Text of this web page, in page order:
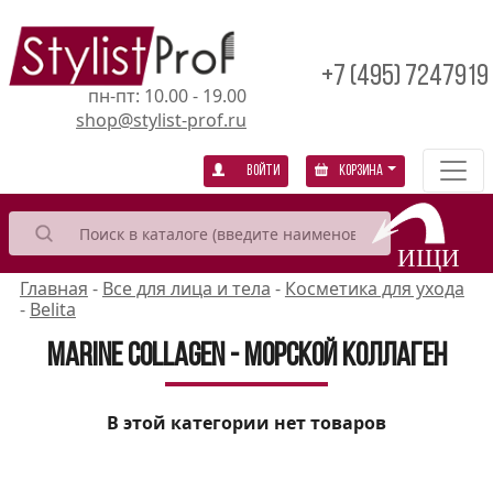
пн-пт: 10.00 - 19.00
shop@stylist-prof.ru
+7 (495) 7247919
Войти Корзина
Главная - Все для лица и тела - Косметика для ухода
- Belita
Marine Collagen - морской коллаген
В этой категории нет товаров